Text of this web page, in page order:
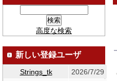
高度な検索
新しい登録ユーザ
Strings_tk
2026/7/29